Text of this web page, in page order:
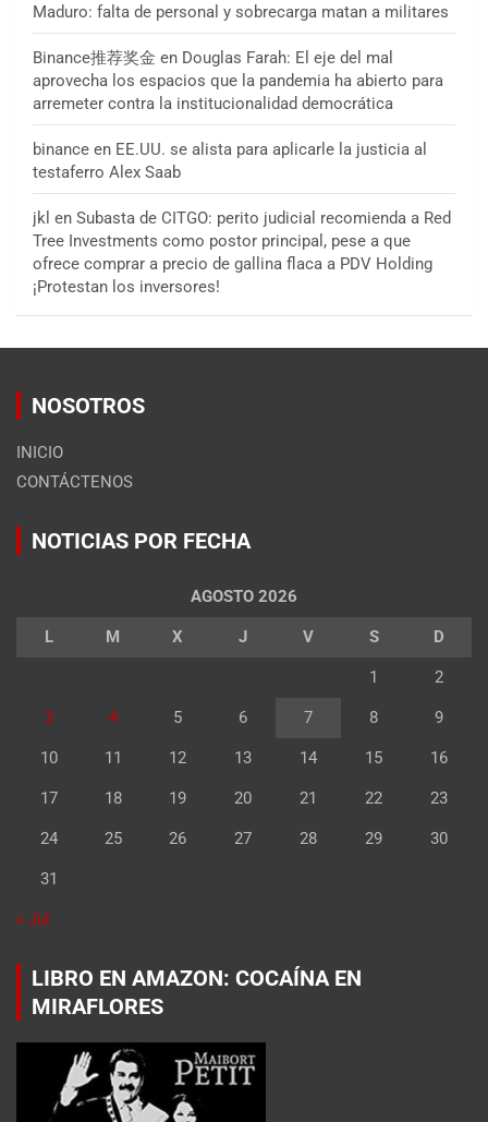
Maduro: falta de personal y sobrecarga matan a militares
Binance推荐奖金 en Douglas Farah: El eje del mal
aprovecha los espacios que la pandemia ha abierto para
arremeter contra la institucionalidad democrática
binance en EE.UU. se alista para aplicarle la justicia al
testaferro Alex Saab
jkl en Subasta de CITGO: perito judicial recomienda a Red
Tree Investments como postor principal, pese a que
ofrece comprar a precio de gallina flaca a PDV Holding
¡Protestan los inversores!
NOSOTROS
INICIO
CONTÁCTENOS
NOTICIAS POR FECHA
AGOSTO 2026
L M X J V S D
1 2
3 4 5 6 7 8 9
10 11 12 13 14 15 16
17 18 19 20 21 22 23
24 25 26 27 28 29 30
31
« Jul
LIBRO EN AMAZON: COCAÍNA EN
MIRAFLORES